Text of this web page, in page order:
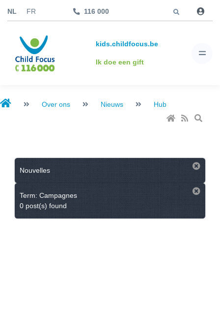
NL FR 116 000
kids.childfocus.be
Ik doe een gift
Over ons Nieuws Hub
Nouvelles
Term: Campagnes
0 post(s) found